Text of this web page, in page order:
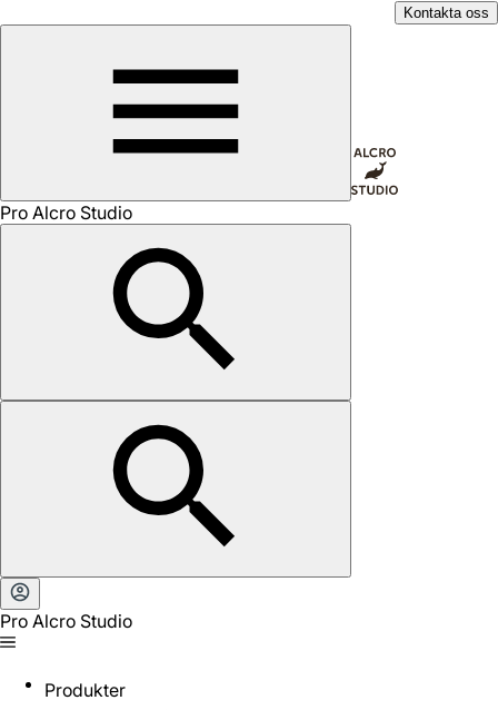
Kontakta oss
Pro Alcro Studio
Pro Alcro Studio
Produkter